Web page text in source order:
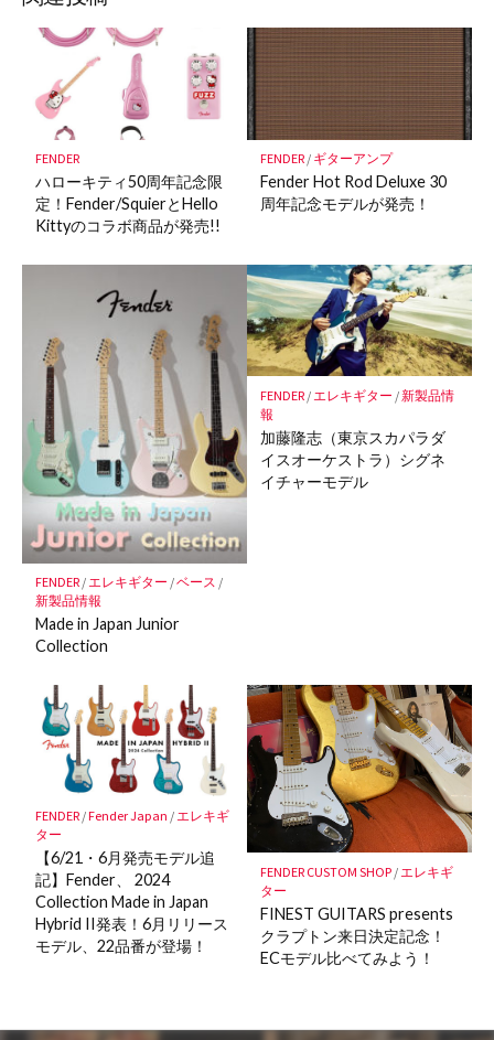
マ
ク
に
存
FENDER
ハローキティ50周年記念限
定！Fender/SquierとHello
Kittyのコラボ商品が発売!!
FENDER/ ギターアンプ
Fender Hot Rod Deluxe 30
周年記念モデルが発売！
FENDER/エレキギター /ベース /
新製品情報
Made in Japan Junior
Collection
FENDER/ エレキギター /新製品情
報
加藤隆志（東京スカパラダ
イスオーケストラ）シグネ
イチャーモデル
FENDER/Fender Japan / エレキギ
ター
【6/21・6月発売モデル追
記】Fender、 2024
Collection Made in Japan
Hybrid II発表！6月リリース
モデル、22品番が登場！
FENDER CUSTOM SHOP/ エレキギ
ター
FINEST GUITARS presents
クラプトン来日決定記念！
ECモデル比べてみよう！